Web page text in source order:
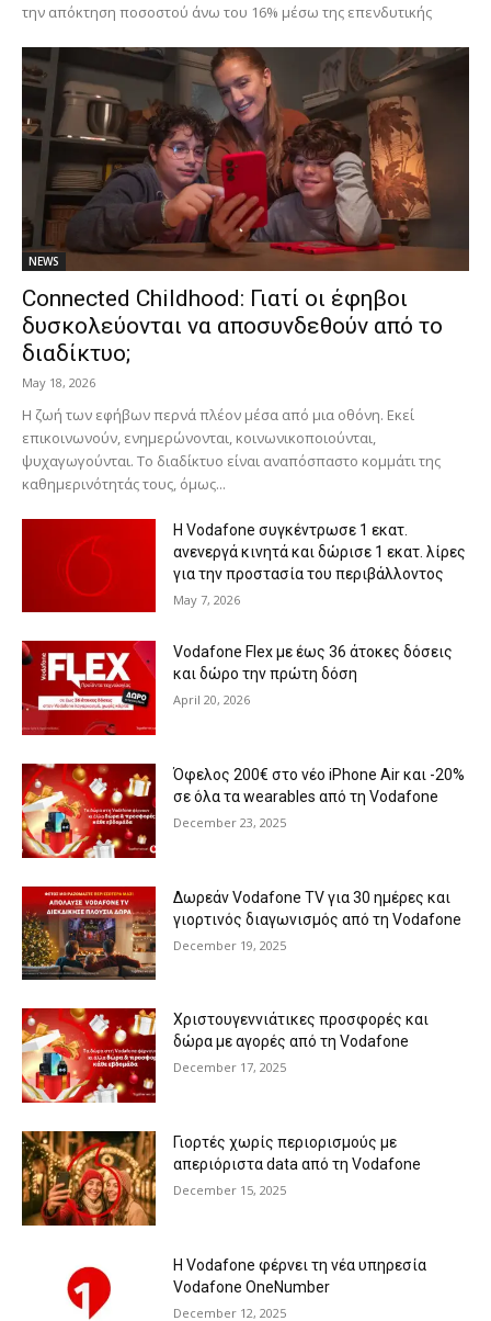
την απόκτηση ποσοστού άνω του 16% μέσω της επενδυτικής
NEWS
Connected Childhood: Γιατί οι έφηβοι
δυσκολεύονται να αποσυνδεθούν από το
διαδίκτυο;
May 18, 2026
Η ζωή των εφήβων περνά πλέον μέσα από μια οθόνη. Εκεί
επικοινωνούν, ενημερώνονται, κοινωνικοποιούνται,
ψυχαγωγούνται. Το διαδίκτυο είναι αναπόσπαστο κομμάτι της
καθημερινότητάς τους, όμως...
Η Vodafone συγκέντρωσε 1 εκατ.
ανενεργά κινητά και δώρισε 1 εκατ. λίρες
για την προστασία του περιβάλλοντος
May 7, 2026
Vodafone Flex με έως 36 άτοκες δόσεις
και δώρο την πρώτη δόση
April 20, 2026
Όφελος 200€ στο νέο iPhone Air και -20%
σε όλα τα wearables από τη Vodafone
December 23, 2025
Δωρεάν Vodafone TV για 30 ημέρες και
γιορτινός διαγωνισμός από τη Vodafone
December 19, 2025
Χριστουγεννιάτικες προσφορές και
δώρα με αγορές από τη Vodafone
December 17, 2025
Γιορτές χωρίς περιορισμούς με
απεριόριστα data από τη Vodafone
December 15, 2025
Η Vodafone φέρνει τη νέα υπηρεσία
Vodafone OneNumber
December 12, 2025